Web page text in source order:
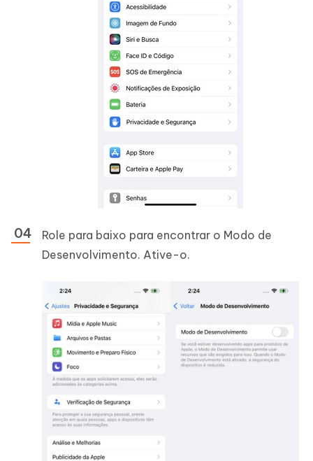
Role para baixo para encontrar o Modo de
Desenvolvimento. Ative-o.